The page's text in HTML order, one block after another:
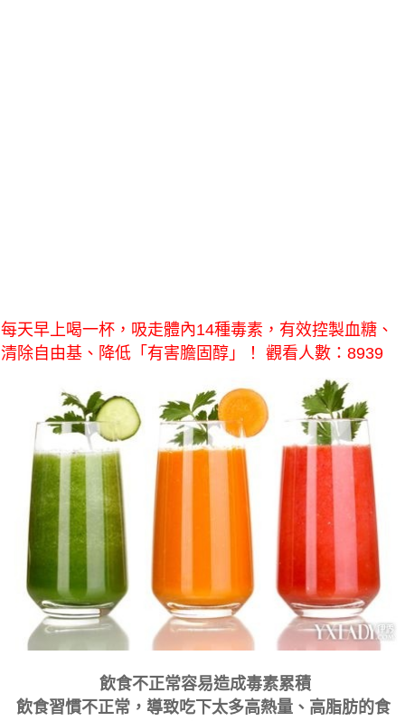
每天早上喝一杯，吸走體內14種毒素，有效控製血糖、
清除自由基、降低「有害膽固醇」！ 觀看人數：8939
飲食不正常容易造成毒素累積
飲食習慣不正常，導致吃下太多高熱量、高脂肪的食